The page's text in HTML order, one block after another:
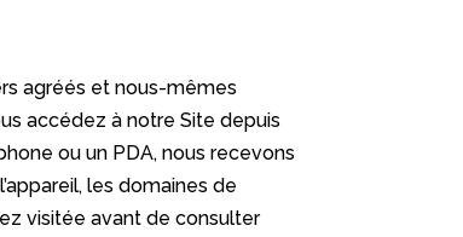
agréés et nous-mêmes
accédez à notre Site depuis
ou un PDA, nous recevons
les domaines de
visitée avant de consulter